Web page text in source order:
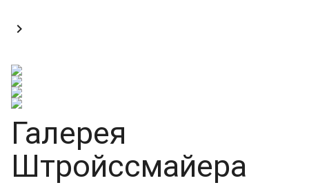

Галерея
Штройссмайера